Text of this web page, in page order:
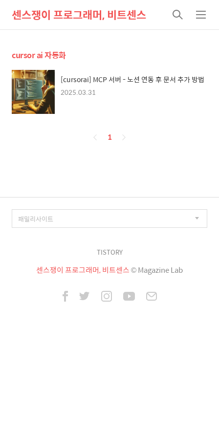
센스쟁이 프로그래머, 비트센스
검
색
메
뉴
cursor ai 자동화
[cursorai] MCP 서버 - 노션 연동 후 문서 추가 방법
2025.03.31
페
1
TISTORY
센스쟁이 프로그래머, 비트센스© Magazine Lab